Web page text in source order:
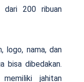
dari 200 ribuan
logo, nama, dan
bisa dibedakan.
jahitan